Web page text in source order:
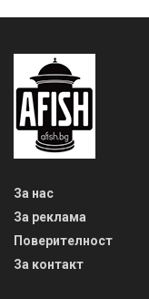
За нас
За реклама
Поверителност
За контакт